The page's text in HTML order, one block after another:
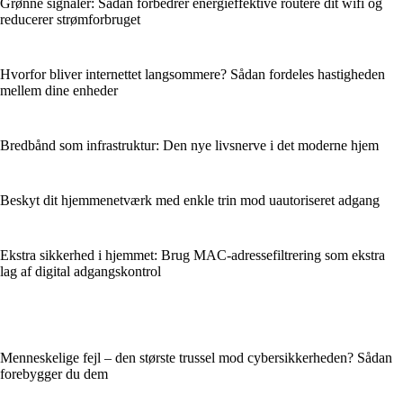
reducerer strømforbruget
Hvorfor bliver internettet langsommere? Sådan fordeles hastigheden
mellem dine enheder
Bredbånd som infrastruktur: Den nye livsnerve i det moderne hjem
Beskyt dit hjemmenetværk med enkle trin mod uautoriseret adgang
Ekstra sikkerhed i hjemmet: Brug MAC‑adressefiltrering som ekstra
lag af digital adgangskontrol
Menneskelige fejl – den største trussel mod cybersikkerheden? Sådan
forebygger du dem